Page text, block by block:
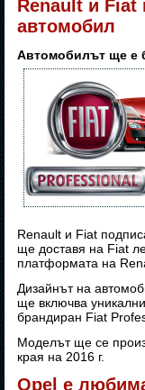
Renault и Fiat
автомобил
Автомобилът ще е
Renault и Fiat
ще доставя на Fiat
платформата на
Дизайнът на
ще включва
брандиран Fiat
Моделът ще се
края на 2016 г.
Opel е